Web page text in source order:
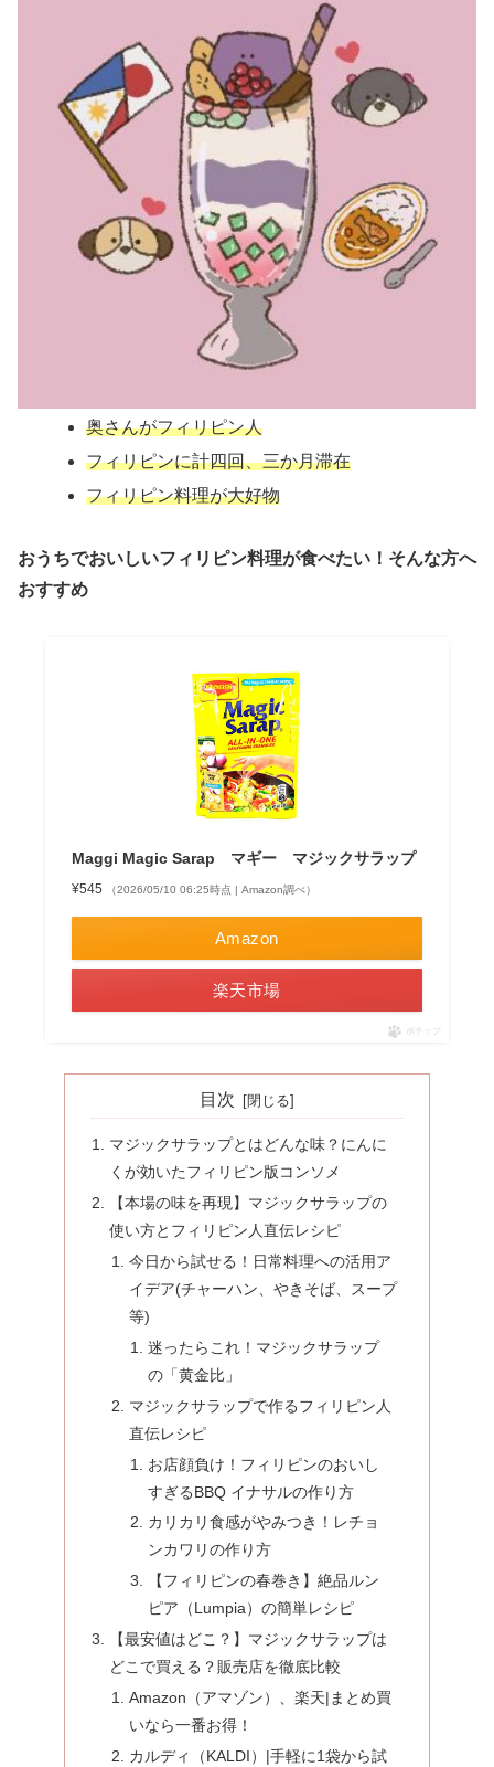
奥さんがフィリピン人
フィリピンに計四回、三か月滞在
フィリピン料理が大好物
おうちでおいしいフィリピン料理が食べたい！そんな方へ
おすすめ
Maggi Magic Sarap マギー マジックサラップ
¥545 （2026/05/10 06:25時点 | Amazon調べ）
Amazon
楽天市場
ポチップ
目次
マジックサラップとはどんな味？にんに
くが効いたフィリピン版コンソメ
【本場の味を再現】マジックサラップの
使い方とフィリピン人直伝レシピ
今日から試せる！日常料理への活用ア
イデア(チャーハン、やきそば、スープ
等)
迷ったらこれ！マジックサラップ
の「黄金比」
マジックサラップで作るフィリピン人
直伝レシピ
お店顔負け！フィリピンのおいし
すぎるBBQ イナサルの作り方
カリカリ食感がやみつき！レチョ
ンカワリの作り方
【フィリピンの春巻き】絶品ルン
ピア（Lumpia）の簡単レシピ
【最安値はどこ？】マジックサラップは
どこで買える？販売店を徹底比較
Amazon（アマゾン）、楽天|まとめ買
いなら一番お得！
カルディ（KALDI）|手軽に1袋から試